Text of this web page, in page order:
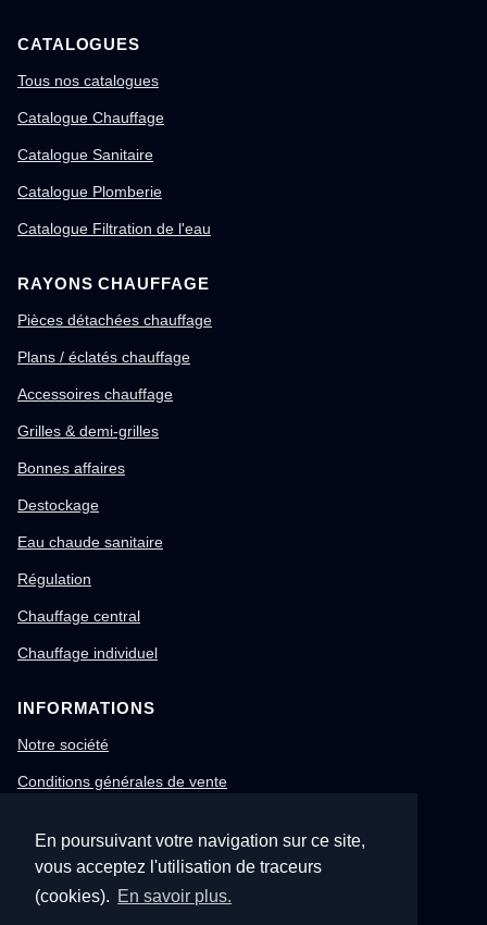
En poursuivant votre navigation sur ce site,
vous acceptez l'utilisation de traceurs
(cookies). En savoir plus.
CATALOGUES
Tous nos catalogues
Catalogue Chauffage
Catalogue Sanitaire
Catalogue Plomberie
Catalogue Filtration de l'eau
RAYONS CHAUFFAGE
Pièces détachées chauffage
Plans / éclatés chauffage
Accessoires chauffage
Grilles & demi-grilles
Bonnes affaires
Destockage
Eau chaude sanitaire
Régulation
Chauffage central
Chauffage individuel
INFORMATIONS
Notre société
Conditions générales de vente
Gestion des cookies
Confidentialité & RGPD